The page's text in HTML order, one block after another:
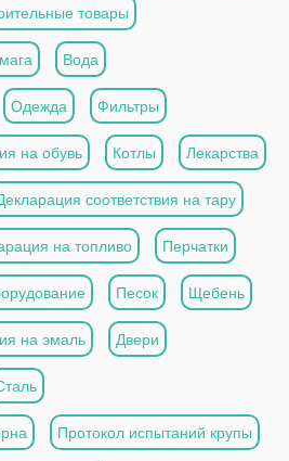
товары
Вода
Одежда Фильтры
на обувь Котлы Лекарства
соответствия на тару
на топливо Перчатки
Песок Щебень
на эмаль Двери
Протокол испытаний крупы